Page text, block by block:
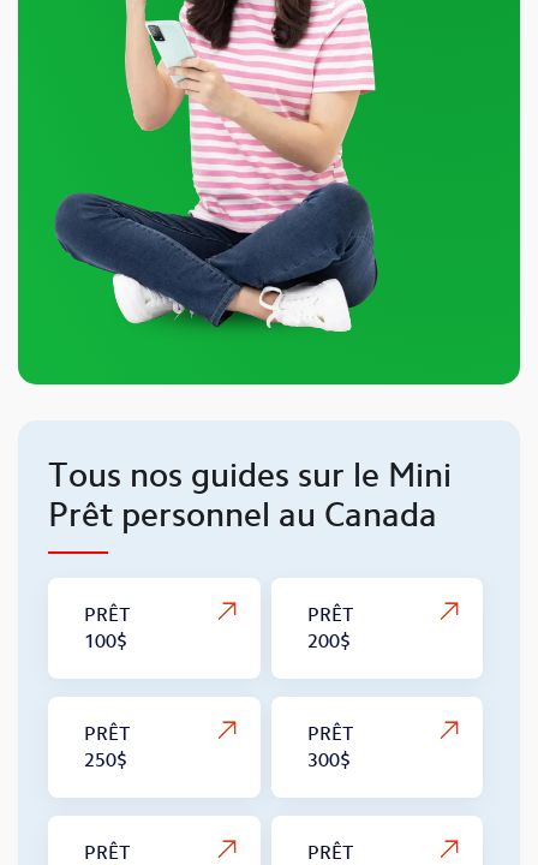
Tous nos guides sur le Mini
Prêt personnel au Canada
PRÊT
100$
PRÊT
200$
PRÊT
250$
PRÊT
300$
PRÊT
PRÊT